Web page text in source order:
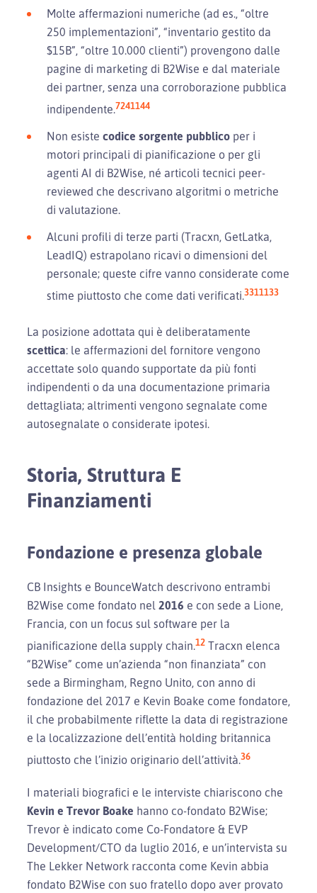
Molte affermazioni numeriche (ad es., “oltre
250 implementazioni”, “inventario gestito da
$15B”, “oltre 10.000 clienti”) provengono dalle
pagine di marketing di B2Wise e dal materiale
dei partner, senza una corroborazione pubblica
indipendente.7241144
Non esiste codice sorgente pubblico per i
motori principali di pianificazione o per gli
agenti AI di B2Wise, né articoli tecnici peer-
reviewed che descrivano algoritmi o metriche
di valutazione.
Alcuni profili di terze parti (Tracxn, GetLatka,
LeadIQ) estrapolano ricavi o dimensioni del
personale; queste cifre vanno considerate come
stime piuttosto che come dati verificati.3311133
La posizione adottata qui è deliberatamente
scettica: le affermazioni del fornitore vengono
accettate solo quando supportate da più fonti
indipendenti o da una documentazione primaria
dettagliata; altrimenti vengono segnalate come
autosegnalate o considerate ipotesi.
Storia, Struttura E
Finanziamenti
Fondazione e presenza globale
CB Insights e BounceWatch descrivono entrambi
B2Wise come fondato nel 2016 e con sede a Lione,
Francia, con un focus sul software per la
pianificazione della supply chain.12 Tracxn elenca
“B2Wise” come un’azienda “non finanziata” con
sede a Birmingham, Regno Unito, con anno di
fondazione del 2017 e Kevin Boake come fondatore,
il che probabilmente riflette la data di registrazione
e la localizzazione dell’entità holding britannica
piuttosto che l’inizio originario dell’attività.36
I materiali biografici e le interviste chiariscono che
Kevin e Trevor Boake hanno co-fondato B2Wise;
Trevor è indicato come Co-Fondatore & EVP
Development/CTO da luglio 2016, e un’intervista su
The Lekker Network racconta come Kevin abbia
fondato B2Wise con suo fratello dopo aver provato